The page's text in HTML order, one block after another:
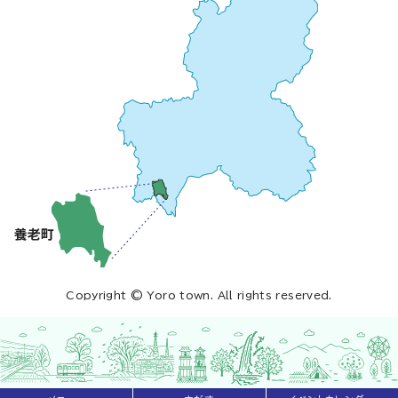
Copyright © Yoro town. All rights reserved.